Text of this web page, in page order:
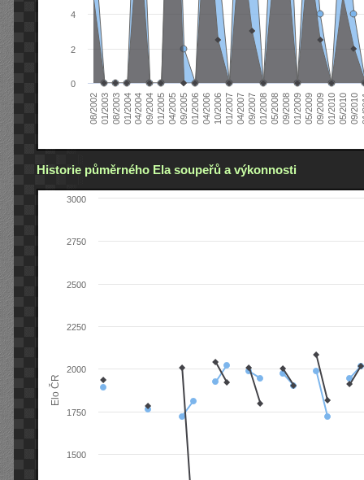
08/200201/200308/200301/200404/200409/200401/200504/200509/200501/200604/200610/200601/200704/200709/200701/200805/200809/200801/200905/200909/200901/201005/201009/2010
0
2
4
Historie půměrného Ela soupeřů a výkonnosti
Elo ČR
1500
1750
2000
2250
2500
2750
3000